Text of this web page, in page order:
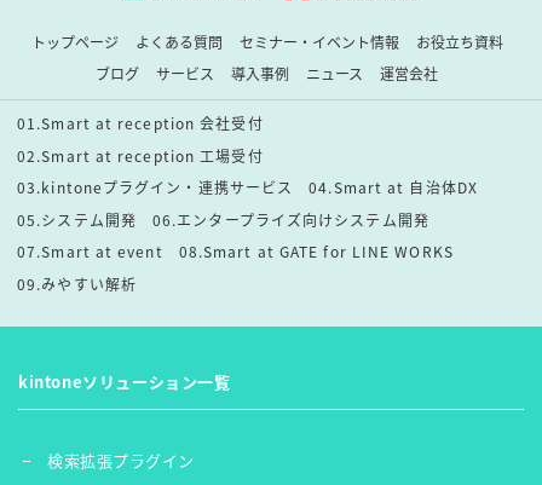
トップページ よくある質問 セミナー・イベント情報
お役立ち資料
ブログ
サービス 導入事例 ニュース 運営会社
01.Smart at reception 会社受付
02.Smart at reception 工場受付
03.kintoneプラグイン・連携サービス
04.Smart at 自治体DX
05.システム開発
06.エンタープライズ向けシステム開発
07.Smart at event
08.Smart at GATE for LINE WORKS
09.みやすい解析
kintoneソリューション一覧
検索拡張プラグイン